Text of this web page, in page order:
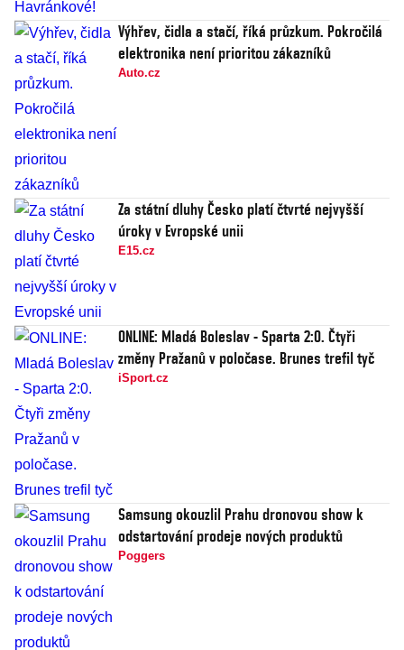
Výhřev, čidla a stačí, říká průzkum. Pokročilá
elektronika není prioritou zákazníků
Auto.cz
Za státní dluhy Česko platí čtvrté nejvyšší
úroky v Evropské unii
E15.cz
ONLINE: Mladá Boleslav - Sparta 2:0. Čtyři
změny Pražanů v poločase. Brunes trefil tyč
iSport.cz
Samsung okouzlil Prahu dronovou show k
odstartování prodeje nových produktů
Poggers